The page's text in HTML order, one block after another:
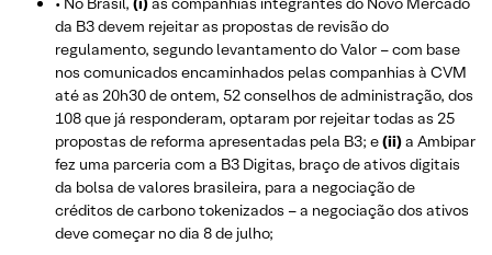
da B3 devem rejeitar as propostas de revisão do
regulamento, segundo levantamento do Valor – com base
nos comunicados encaminhados pelas companhias à CVM
até as 20h30 de ontem, 52 conselhos de administração, dos
108 que já responderam, optaram por rejeitar todas as 25
propostas de reforma apresentadas pela B3; e(ii)a Ambipar
fez uma parceria com a B3 Digitas, braço de ativos digitais
da bolsa de valores brasileira, para a negociação de
créditos de carbono tokenizados – a negociação dos ativos
deve começar no dia 8 de julho;